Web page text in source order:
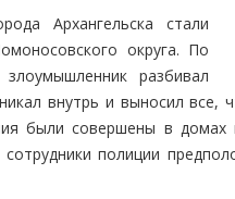
Архангельска стали
округа. По
разбивал
внутрь и выносил
были совершены в домах
сотрудники полиции